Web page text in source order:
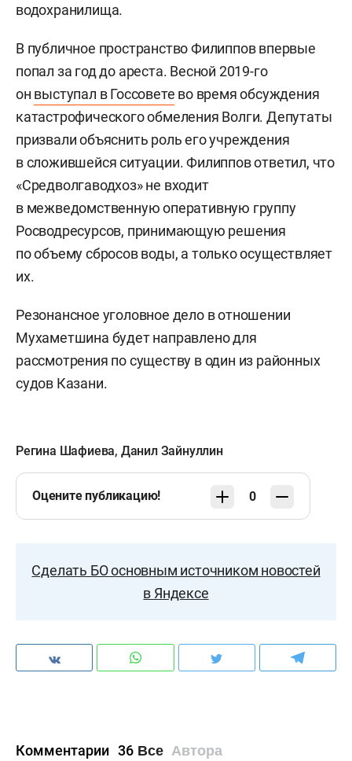
водохранилища.
В публичное пространство Филиппов впервые
попал за год до ареста. Весной 2019-го
он выступал в Госсовете во время обсуждения
катастрофического обмеления Волги. Депутаты
призвали объяснить роль его учреждения
в сложившейся ситуации. Филиппов ответил, что
«Средволгаводхоз» не входит
в межведомственную оперативную группу
Росводресурсов, принимающую решения
по объему сбросов воды, а только осуществляет
их.
Резонансное уголовное дело в отношении
Мухаметшина будет направлено для
рассмотрения по существу в один из районных
судов Казани.
Регина Шафиева, Данил Зайнуллин
Оцените публикацию! 0
Сделать БО основным источником новостей
в Яндексе
Комментарии 36 Все Автора